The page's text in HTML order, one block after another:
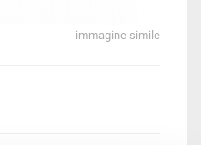
immagine simile